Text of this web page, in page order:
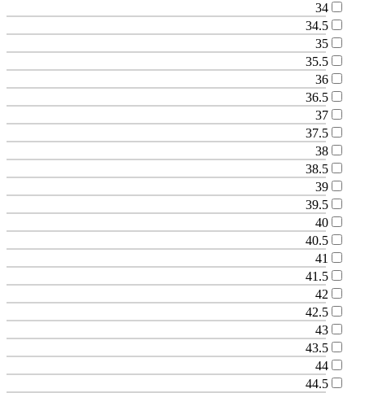
34
34.5
35
35.5
36
36.5
37
37.5
38
38.5
39
39.5
40
40.5
41
41.5
42
42.5
43
43.5
44
44.5